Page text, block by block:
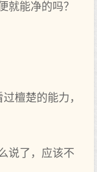
就能净的吗？
檀楚的能力，
说了，应该不